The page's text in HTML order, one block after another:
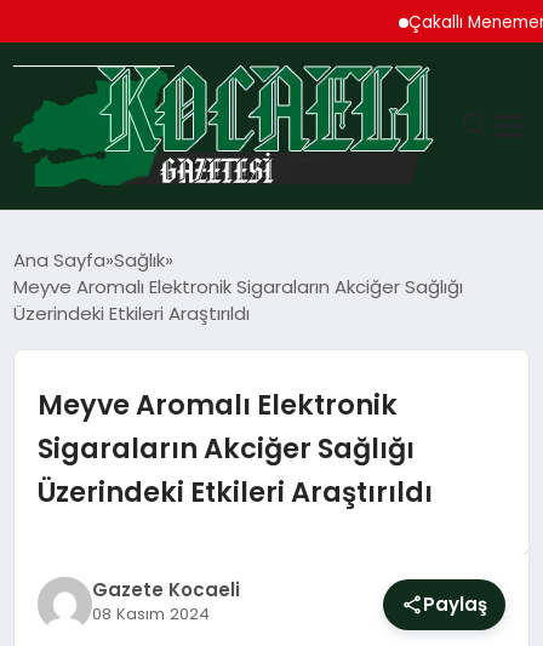
Çakallı Menemeni
TEKNOLOJI
MAGAZIN
YAŞAM
Ana Sayfa Sağlık
Meyve Aromalı Elektronik Sigaraların Akciğer Sağlığı
Üzerindeki Etkileri Araştırıldı
Meyve Aromalı Elektronik
Sigaraların Akciğer Sağlığı
Üzerindeki Etkileri Araştırıldı
Gazete Kocaeli
08 Kasım 2024 Paylaş